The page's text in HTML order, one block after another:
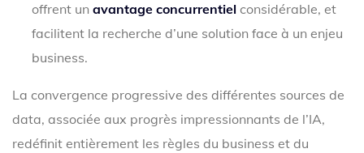
offrent un avantage concurrentiel considérable, et
facilitent la recherche d’une solution face à un enjeu
business.
La convergence progressive des différentes sources de
data, associée aux progrès impressionnants de l’IA,
redéfinit entièrement les règles du business et du